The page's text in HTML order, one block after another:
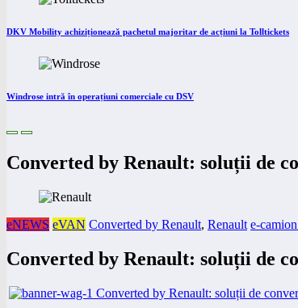
DKV Mobility achiziționează pachetul majoritar de acțiuni la Tolltickets
Windrose intră în operațiuni comerciale cu DSV
Converted by Renault: soluții de
eNEWS eVAN Converted by Renault, Renault e-
Converted by Renault: soluții de